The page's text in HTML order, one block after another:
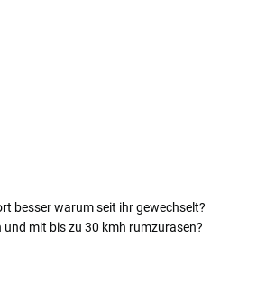
besser warum seit ihr gewechselt?
mit bis zu 30 kmh rumzurasen?